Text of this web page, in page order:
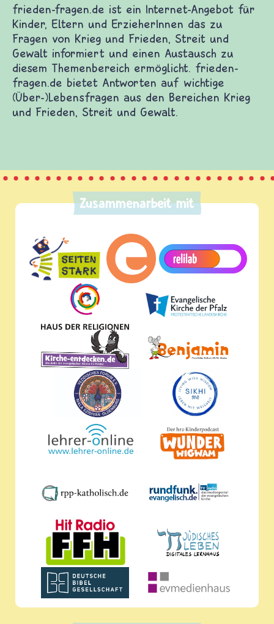
frieden-fragen.de ist ein Internet-Angebot für
Kinder, Eltern und ErzieherInnen das zu
Fragen von Krieg und Frieden, Streit und
Gewalt informiert und einen Austausch zu
diesem Themenbereich ermöglicht. frieden-
fragen.de bietet Antworten auf wichtige
(Über-)Lebensfragen aus den Bereichen Krieg
und Frieden, Streit und Gewalt.
Zusammenarbeit mit